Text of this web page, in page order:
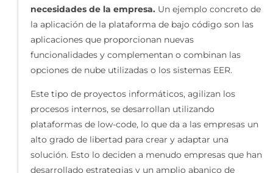
necesidades de la empresa. Un ejemplo concreto de
la aplicación de la plataforma de bajo código son las
aplicaciones que proporcionan nuevas
funcionalidades y complementan o combinan las
opciones de nube utilizadas o los sistemas EER.
Este tipo de proyectos informáticos, agilizan los
procesos internos, se desarrollan utilizando
plataformas de low-code, lo que da a las empresas un
alto grado de libertad para crear y adaptar una
solución. Esto lo deciden a menudo empresas que han
desarrollado estrategias y un amplio abanico de